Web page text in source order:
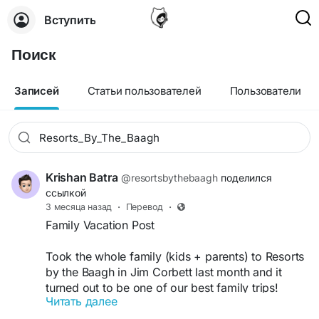
Вступить
Поиск
Записей Статьи пользователей Пользователи
Krishan Batra @resortsbythebaagh поделился
ссылкой
3 месяца назад · Перевод ·
Family Vacation Post
Took the whole family (kids + parents) to Resorts
by the Baagh in Jim Corbett last month and it
turned out to be one of our best family trips!
The resort is very family-friendly — spacious
Читать далее